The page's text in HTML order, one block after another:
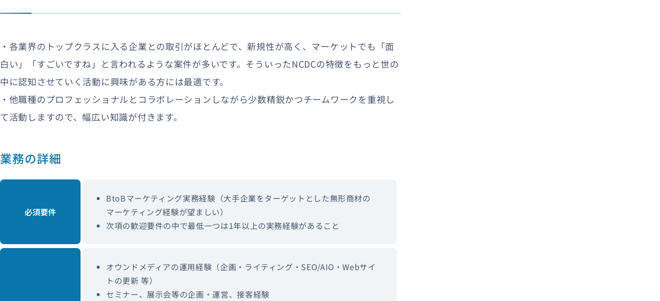
・各業界のトップクラスに入る企業との取引がほとんどで、新規性が高く、マーケットでも「面
白い」「すごいですね」と言われるような案件が多いです。そういったNCDCの特徴をもっと世の
中に認知させていく活動に興味がある方には最適です。
・他職種のプロフェッショナルとコラボレーションしながら少数精鋭かつチームワークを重視し
て活動しますので、幅広い知識が付きます。
業務の詳細
必須要件
BtoBマーケティング実務経験（大手企業をターゲットとした無形商材の
マーケティング経験が望ましい）
次項の歓迎要件の中で最低一つは1年以上の実務経験があること
オウンドメディアの運用経験（企画・ライティング・SEO/AIO・Webサイ
トの更新 等）
セミナー、展示会等の企画・運営、接客経験